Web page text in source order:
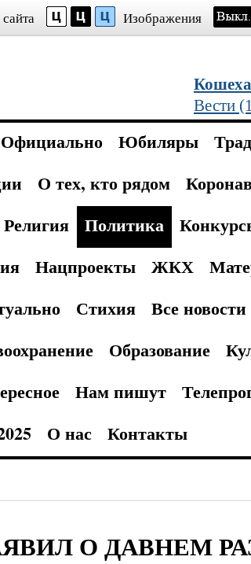
Изображения
Вести
Официально Юбиляры
О тех, кто рядом
Религия Политика
Нацпроекты ЖКХ
Стихия Все новости
Образование
Нам пишут
О нас Контакты
О ДАВНЕМ